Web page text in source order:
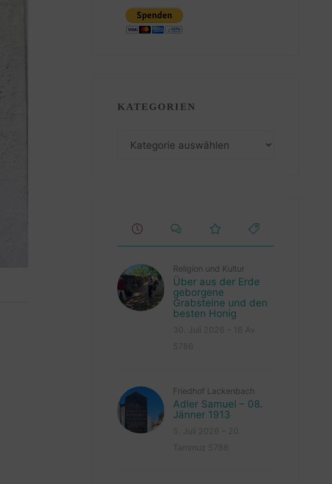
KATEGORIEN
Religion und Kultur
Über aus der Erde
geborgene
Grabsteine und den
besten Honig
Friedhof Lackenbach
Adler Samuel – 08.
Jänner 1913